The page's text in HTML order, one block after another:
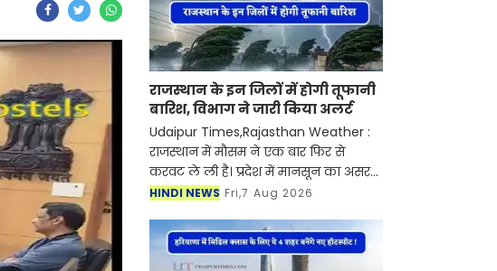
राजस्थान के इन जिलों में होगी तूफानी
बारिश, विभाग ने जारी किया अलर्ट
Udaipur Times,Rajasthan Weather :
राजस्थान में मौसम ने एक बार फिर से
करवट ले ली है। प्रदेश में मानसून का असर
दिखाई दे रहा है। मौसम विभाग ने बताया की
चलते प्
HINDI NEWS Fri,7 Aug 2026